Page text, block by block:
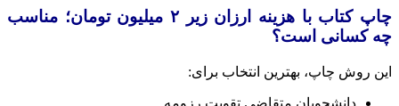
چاپ کتاب با هزینه ارزان زیر ۲ میلیون تومان؛ مناسب
چه کسانی است؟
این روش چاپ، بهترین انتخاب برای: